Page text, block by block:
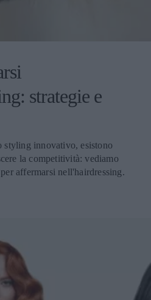
strategie e
styling innovativo, esistono
la competitività: vediamo
affermarsi nell'hairdressing.